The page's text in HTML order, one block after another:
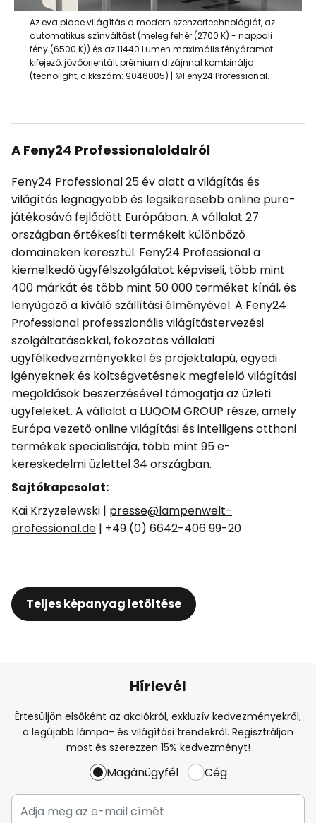
Az eva place világítás a modern szenzortechnológiát, az
automatikus színváltást (meleg fehér (2700 K) - nappali
fény (6500 K)) és az 11440 Lumen maximális fényáramot
kifejező, jövőorientált prémium dizájnnal kombinálja
(tecnolight, cikkszám: 9046005) | ©Feny24 Professional.
A Feny24 Professionaloldalról
Feny24 Professional 25 év alatt a világítás és
világítás legnagyobb és legsikeresebb online pure-
játékosává fejlődött Európában. A vállalat 27
országban értékesíti termékeit különböző
domaineken keresztül. Feny24 Professional a
kiemelkedő ügyfélszolgálatot képviseli, több mint
400 márkát és több mint 50 000 terméket kínál, és
lenyűgöző a kiváló szállítási élményével. A Feny24
Professional professzionális világítástervezési
szolgáltatásokkal, fokozatos vállalati
ügyfélkedvezményekkel és projektalapú, egyedi
igényeknek és költségvetésnek megfelelő világítási
megoldások beszerzésével támogatja az üzleti
ügyfeleket. A vállalat a LUQOM GROUP része, amely
Európa vezető online világítási és intelligens otthoni
termékek specialistája, több mint 95 e-
kereskedelmi üzlettel 34 országban.
Sajtókapcsolat:
Kai Krzyzelewski | presse@lampenwelt-
professional.de | +49 (0) 6642-406 99-20
Teljes képanyag letöltése
Hírlevél
Értesüljön elsőként az akciókról, exkluzív kedvezményekről,
a legújabb lámpa- és világítási trendekről. Regisztráljon
most és szerezzen 15% kedvezményt!
Magánügyfél Cég